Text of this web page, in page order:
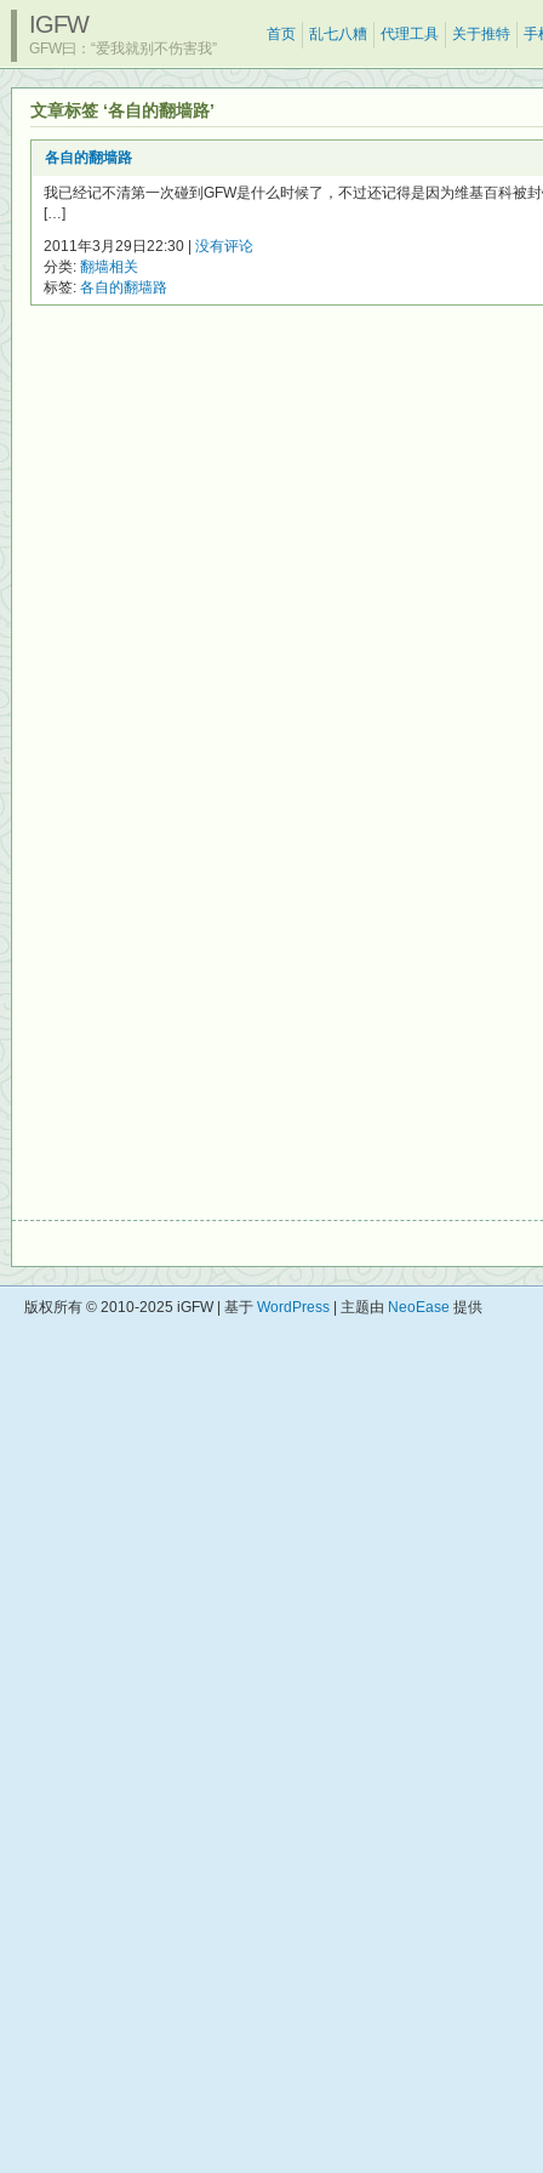
IGFW
GFW曰：“爱我就别不伤害我”
首页 乱七八糟 代理工具 关于推特 手
文章标签 ‘各自的翻墙路’
各自的翻墙路
我已经记不清第一次碰到GFW是什么时候了，不过还记得是因为维基百科被
[…]
2011年3月29日22:30 | 没有评论
分类: 翻墙相关
标签: 各自的翻墙路
版权所有 © 2010-2025 iGFW | 基于 WordPress | 主题由 NeoEase 提供